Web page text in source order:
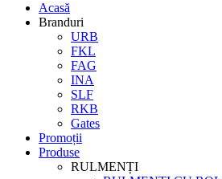
Acasă
Branduri
URB
FKL
FAG
INA
SLF
RKB
Gates
Promoții
Produse
RULMENȚI